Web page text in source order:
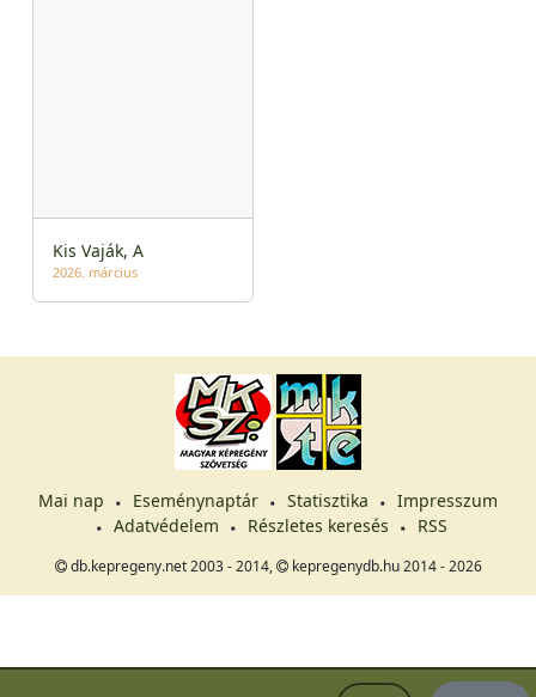
Kis Vaják, A
2026. március
Mai nap Eseménynaptár Statisztika
Impresszum
Adatvédelem
Részletes keresés RSS
db.kepregeny.net 2003 - 2014, kepregenydb.hu 2014 - 2026